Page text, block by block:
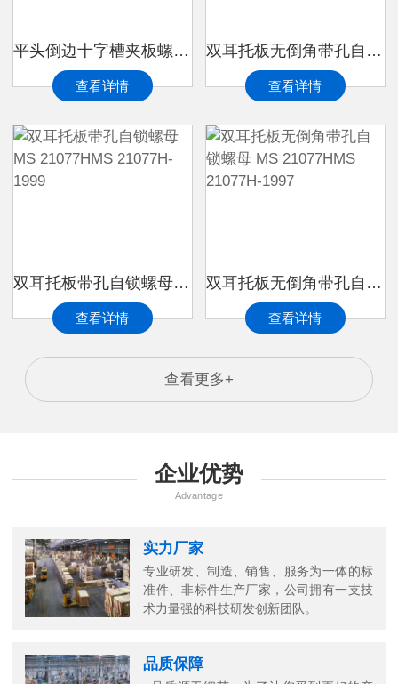
平头倒边十字槽夹板螺母 QIB/IND 1011.1QIB/IND 1011.1
查看详情
双耳托板无倒角带孔自锁螺母 MS 21077HMS 21077H-1999
查看详情
双耳托板带孔自锁螺母 MS 21077HMS 21077H-1999
查看详情
双耳托板无倒角带孔自锁螺母 MS 21077HMS 21077H-1997
查看详情
查看更多+
企业优势
Advantage
实力厂家
专业研发、制造、销售、服务为一体的标
准件、非标件生产厂家，公司拥有一支技
术力量强的科技研发创新团队。
品质保障